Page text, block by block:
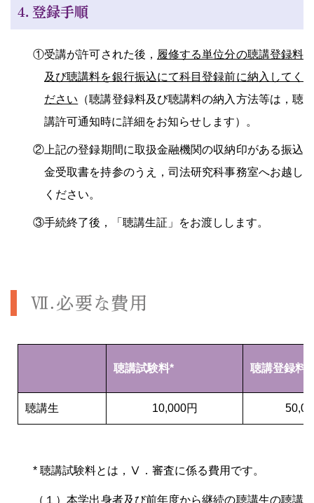
４．登録手順
①受講が許可された後， 履修する単位分の聴講登録料
及び聴講料を銀行振込にて科目登録前に納入してく
ださい （聴講登録料及び聴講料の納入方法等は，聴
講許可通知時に詳細をお知らせします）。
②上記の登録期間に取扱金融機関の収納印がある振込
金受取書を持参のうえ，司法研究科事務室へお越し
ください。
③手続終了後，「聴講生証」をお渡しします。
Ⅶ.必要な費用
聴講試験料* 聴講登録料
聴講生 10,000円
* 聴講試験料とは，Ⅴ．審査に係る費用です。
（１）本学出身者及び前年度から継続の聴講生の聴講